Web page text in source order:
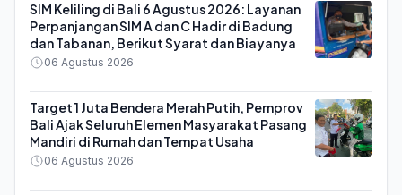
SIM Keliling di Bali 6 Agustus 2026: Layanan
Perpanjangan SIM A dan C Hadir di Badung
dan Tabanan, Berikut Syarat dan Biayanya
06 Agustus 2026
Target 1 Juta Bendera Merah Putih, Pemprov
Bali Ajak Seluruh Elemen Masyarakat Pasang
Mandiri di Rumah dan Tempat Usaha
06 Agustus 2026